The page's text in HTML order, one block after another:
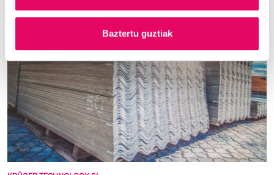
Baztertu guztiak